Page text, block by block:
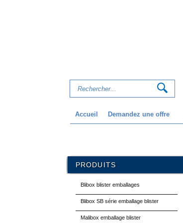
Accueil Demandez une offre
PRODUITS
Blibox blister emballages
Blibox SB série emballage blister
Malibox emballage blister